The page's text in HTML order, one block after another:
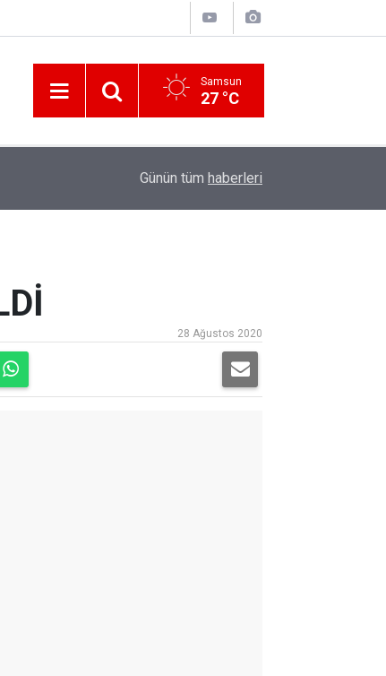
Samsun
27 °C
Samsun’da 144,6 milyar liralık 417 proje
Günün tüm haberleri
28 Ağustos 2020